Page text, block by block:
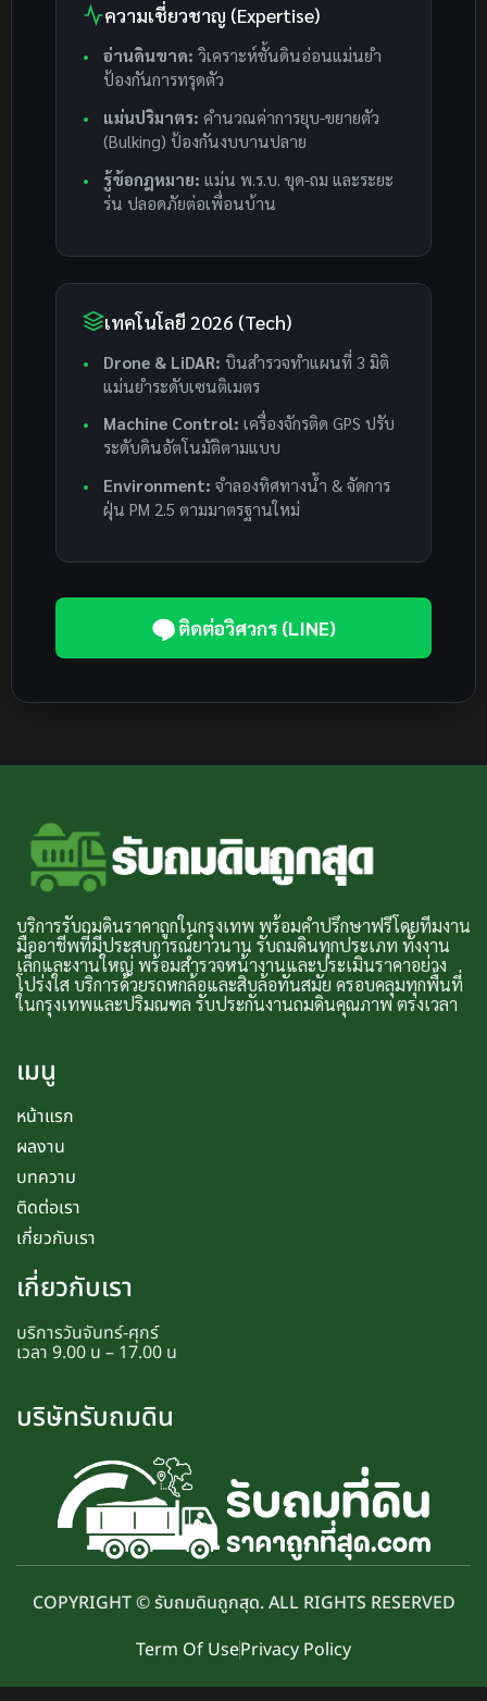
ความเชี่ยวชาญ (Expertise)
อ่านดินขาด: วิเคราะห์ชั้นดินอ่อนแม่นยำ
ป้องกันการทรุดตัว
แม่นปริมาตร: คำนวณค่าการยุบ-ขยายตัว
(Bulking) ป้องกันงบบานปลาย
รู้ข้อกฎหมาย: แม่น พ.ร.บ. ขุด-ถม และระยะ
ร่น ปลอดภัยต่อเพื่อนบ้าน
เทคโนโลยี 2026 (Tech)
Drone & LiDAR: บินสำรวจทำแผนที่ 3 มิติ
แม่นยำระดับเซนติเมตร
Machine Control: เครื่องจักรติด GPS ปรับ
ระดับดินอัตโนมัติตามแบบ
Environment: จำลองทิศทางน้ำ & จัดการ
ฝุ่น PM 2.5 ตามมาตรฐานใหม่
ติดต่อวิศวกร (LINE)
บริการรับถมดินราคาถูกในกรุงเทพ พร้อมคำปรึกษาฟรีโดยทีมงาน
มืออาชีพที่มีประสบการณ์ยาวนาน รับถมดินทุกประเภท ทั้งงาน
เล็กและงานใหญ่ พร้อมสำรวจหน้างานและประเมินราคาอย่าง
โปร่งใส บริการด้วยรถหกล้อและสิบล้อทันสมัย ครอบคลุมทุกพื้นที่
ในกรุงเทพและปริมณฑล รับประกันงานถมดินคุณภาพ ตรงเวลา
เมนู
หน้าแรก
ผลงาน
บทความ
ติดต่อเรา
เกี่ยวกับเรา
เกี่ยวกับเรา
บริการวันจันทร์-ศุกร์
เวลา 9.00 น – 17.00 น
บริษัทรับถมดิน
COPYRIGHT © รับถมดินถูกสุด. ALL RIGHTS RESERVED
Term Of UsePrivacy Policy